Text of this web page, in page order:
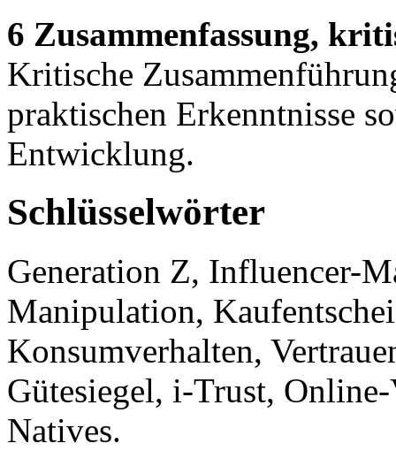
6 Zusammenfassung,
Kritische
praktischen Erkenntnisse
Entwicklung.
Schlüsselwörter
Generation Z, Influencer-
Manipulation,
Konsumverhalten,
Gütesiegel, i-Trust,
Natives.